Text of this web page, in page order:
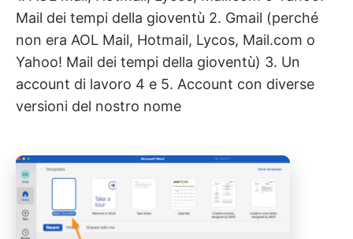
Mail dei tempi della gioventù 2. Gmail (perché
non era AOL Mail, Hotmail, Lycos, Mail.com o
Yahoo! Mail dei tempi della gioventù) 3. Un
account di lavoro 4 e 5. Account con diverse
versioni del nostro nome